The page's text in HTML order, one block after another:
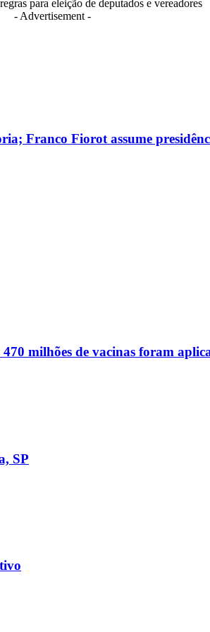
para eleição de deputados e vereadores
- Advertisement -
Franco Fiorot assume
milhões de vacinas foram
SP